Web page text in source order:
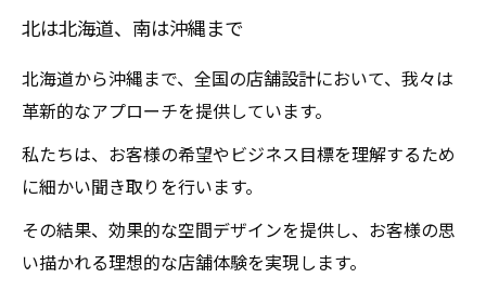
北は北海道、南は沖縄まで
北海道から沖縄まで、全国の店舗設計において、我々は
革新的なアプローチを提供しています。
私たちは、お客様の希望やビジネス目標を理解するため
に細かい聞き取りを行います。
その結果、効果的な空間デザインを提供し、お客様の思
い描かれる理想的な店舗体験を実現します。